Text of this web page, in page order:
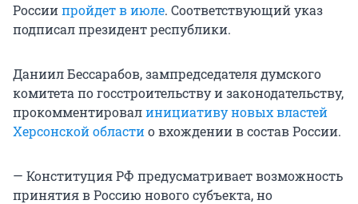
Россиипройдет в июле. Соответствующий указ
подписал президент республики.
Даниил Бессарабов, зампредседателя думского
комитета по госстроительству и законодательству,
прокомментировалинициативу новых властей
Херсонской областио вхождении в состав России.
— Конституция РФ предусматривает возможность
принятия в Россию нового субъекта, но